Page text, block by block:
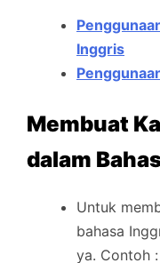
Inggris
Membuat
dalam
Untuk
bahasa
ya. Contoh :